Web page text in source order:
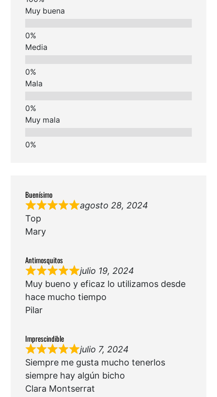
Muy buena
Media
Mala
Muy mala
Buenísimo
agosto 28, 2024
Top
Mary
Antimosquitos
julio 19, 2024
Muy bueno y eficaz lo utilizamos desde
hace mucho tiempo
Pilar
Imprescindible
julio 7, 2024
Siempre me gusta mucho tenerlos
siempre hay algún bicho
Clara Montserrat